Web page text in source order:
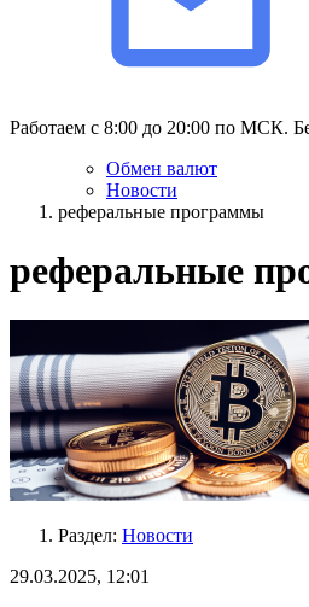
Работаем с 8:00 до 20:00 по МСК.
Обмен валют
Новости
реферальные программы
реферальные
Раздел: Новости
29.03.2025, 12:01